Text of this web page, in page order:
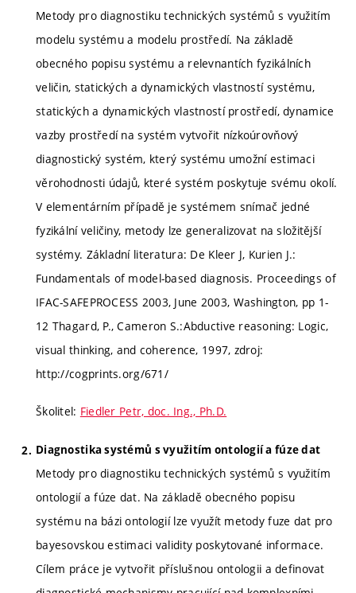
Metody pro diagnostiku technických systémů s využitím
modelu systému a modelu prostředí. Na základě
obecného popisu systému a relevnantích fyzikálních
veličin, statických a dynamických vlastností systému,
statických a dynamických vlastností prostředí, dynamice
vazby prostředí na systém vytvořit nízkoúrovňový
diagnostický systém, který systému umožní estimaci
věrohodnosti údajů, které systém poskytuje svému okolí.
V elementárním případě je systémem snímač jedné
fyzikální veličiny, metody lze generalizovat na složitější
systémy. Základní literatura: De Kleer J, Kurien J.:
Fundamentals of model-based diagnosis. Proceedings of
IFAC-SAFEPROCESS 2003, June 2003, Washington, pp 1-
12 Thagard, P., Cameron S.:Abductive reasoning: Logic,
visual thinking, and coherence, 1997, zdroj:
http://cogprints.org/671/
Školitel: Fiedler Petr, doc. Ing., Ph.D.
Diagnostika systémů s využitím ontologií a fúze dat
Metody pro diagnostiku technických systémů s využitím
ontologií a fúze dat. Na základě obecného popisu
systému na bázi ontologií lze využít metody fuze dat pro
bayesovskou estimaci validity poskytované informace.
Cílem práce je vytvořit příslušnou ontologii a definovat